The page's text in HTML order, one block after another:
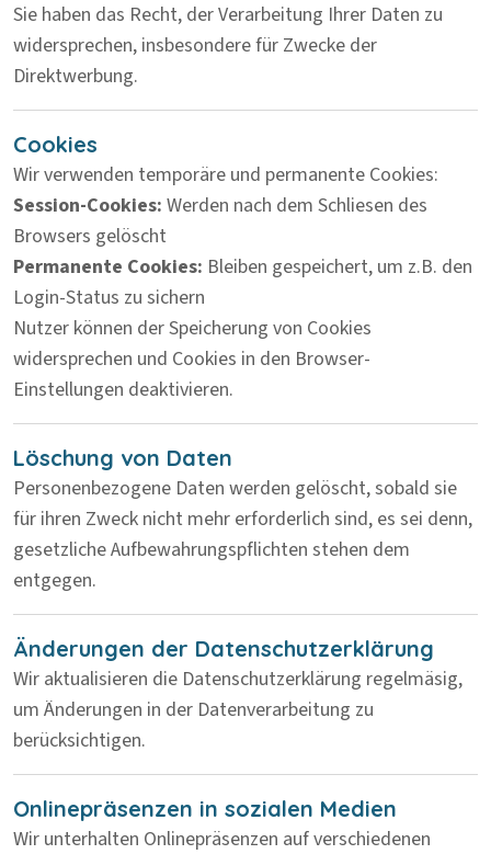
Sie haben das Recht, der Verarbeitung Ihrer Daten zu
widersprechen, insbesondere für Zwecke der
Direktwerbung.
Cookies
Wir verwenden temporäre und permanente Cookies:
Session-Cookies: Werden nach dem Schliesen des
Browsers gelöscht
Permanente Cookies: Bleiben gespeichert, um z.B. den
Login-Status zu sichern
Nutzer können der Speicherung von Cookies
widersprechen und Cookies in den Browser-
Einstellungen deaktivieren.
Löschung von Daten
Personenbezogene Daten werden gelöscht, sobald sie
für ihren Zweck nicht mehr erforderlich sind, es sei denn,
gesetzliche Aufbewahrungspflichten stehen dem
entgegen.
Änderungen der Datenschutzerklärung
Wir aktualisieren die Datenschutzerklärung regelmäsig,
um Änderungen in der Datenverarbeitung zu
berücksichtigen.
Onlinepräsenzen in sozialen Medien
Wir unterhalten Onlinepräsenzen auf verschiedenen